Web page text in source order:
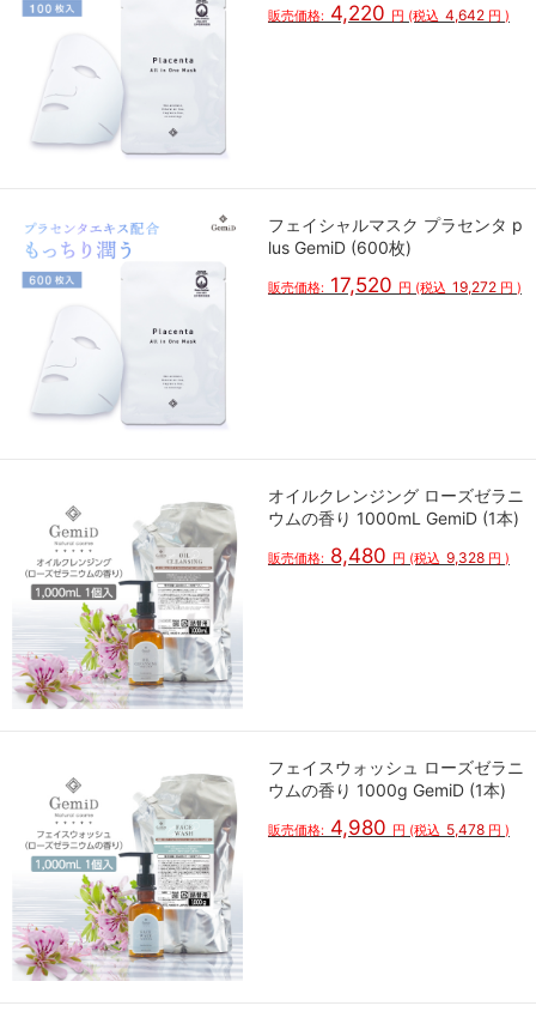
販売価格: 4,220 円 (税込 4,642 円 )
フェイシャルマスク プラセンタ p
lus GemiD (600枚)
販売価格: 17,520 円 (税込 19,272 円 )
オイルクレンジング ローズゼラニ
ウムの香り 1000mL GemiD (1本)
販売価格: 8,480 円 (税込 9,328 円 )
フェイスウォッシュ ローズゼラニ
ウムの香り 1000g GemiD (1本)
販売価格: 4,980 円 (税込 5,478 円 )